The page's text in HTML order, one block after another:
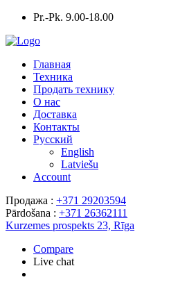
Pr.-Pk. 9.00-18.00
Главная
Техника
Продать технику
О нас
Доставка
Контакты
Русский
English
Latviešu
Account
Продажа : +371 29203594
Pārdošana : +371 26362111
Kurzemes prospekts 23, Rīga
Compare
Live chat